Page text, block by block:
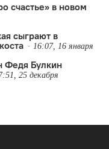
счастье» в новом
сыграют в
16:07, 16 января
Федя Булкин
25 декабря